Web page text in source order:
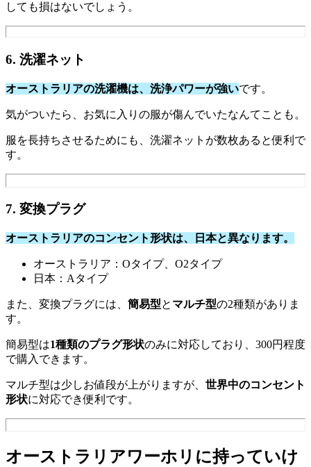
しても損はないでしょう。
6. 洗濯ネット
オーストラリアの洗濯機は、洗浄パワーが強いです。
気がついたら、お気に入りの服が傷んでいたなんてことも。
服を長持ちさせるためにも、洗濯ネットが数枚あると便利で
す。
7. 変換プラグ
オーストラリアのコンセント形状は、日本と異なります。
オーストラリア：Oタイプ、O2タイプ
日本：Aタイプ
また、変換プラグには、 簡易型と マルチ型の2種類がありま
す。
簡易型は1種類のプラグ形状のみに対応しており、300円程度
で購入できます。
マルチ型は少しお値段が上がりますが、 世界中のコンセント
形状に対応でき便利です。
オーストラリアワーホリに持っていけ